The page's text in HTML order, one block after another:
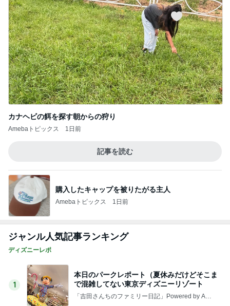
カナヘビの餌を探す朝からの狩り
Amebaトピックス 1日前
記事を読む
購入したキャップを被りたがる主人
Amebaトピックス 1日前
ジャンル人気記事ランキング
ディズニーレポ
1
本日のパークレポート（夏休みだけどそこま
で混雑してない東京ディズニーリゾート
「吉田さんちのファミリー日記」Powered by Ame
ba 吉田さんファミリーオフィシャルブログ